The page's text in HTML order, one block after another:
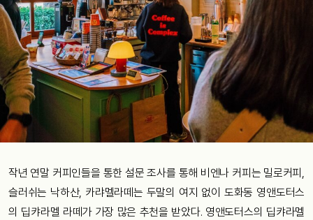
작년 연말 커피인들을 통한 설문 조사를 통해 비엔나 커피는 밀로커피,
슬러쉬는 낙하산, 카랴멜라떼는 두말의 여지 없이 도화동 영앤도터스
의 딥캬라멜 라떼가 가장 많은 추천을 받았다. 영앤도터스의 딥캬라멜